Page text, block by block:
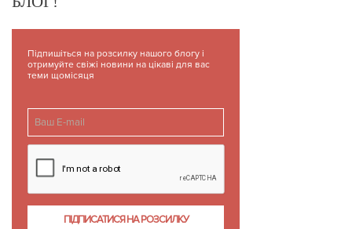
Підпишіться на розсилку нашого блогу і
отримуйте свіжі новини на цікаві для вас
теми щомісяця